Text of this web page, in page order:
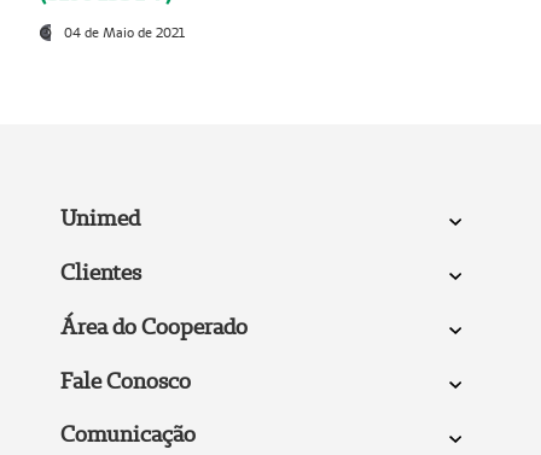
04 de Maio de 2021
Unimed
Clientes
Área do Cooperado
Fale Conosco
Comunicação